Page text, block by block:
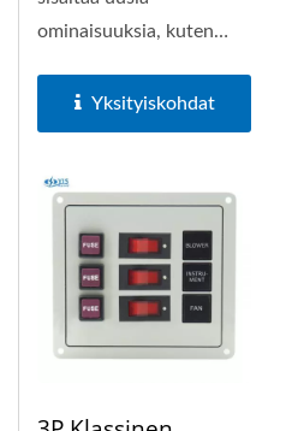
ominaisuuksia, kuten
valaistut...Yksityiskohdat